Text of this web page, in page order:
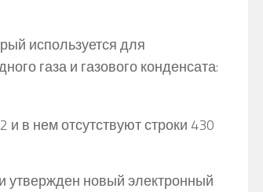
используется для
газа и газового конденсата:
в нем отсутствуют строки 430
новый электронный